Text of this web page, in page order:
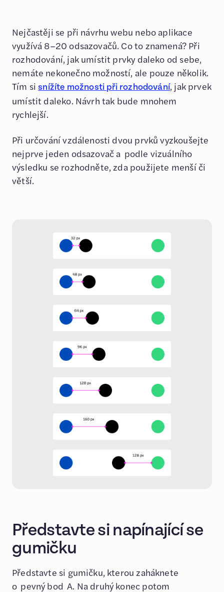
Nejčastěji se při návrhu webu nebo aplikace
využívá 8–20 odsazovačů. Co to znamená? Při
rozhodování, jak umístit prvky daleko od sebe,
nemáte nekonečno možností, ale pouze několik.
Tím sisnížíte možnosti při rozhodování, jak prvek
umístit daleko. Návrh tak bude mnohem
rychlejší.
Při určování vzdálenosti dvou prvků vyzkoušejte
nejprve jeden odsazovač a podle vizuálního
výsledku se rozhodněte, zda použijete menší či
větší.
Představte si napínající se
gumičku
Představte si gumičku, kterou zaháknete
o pevný bod A. Na druhý konec potom